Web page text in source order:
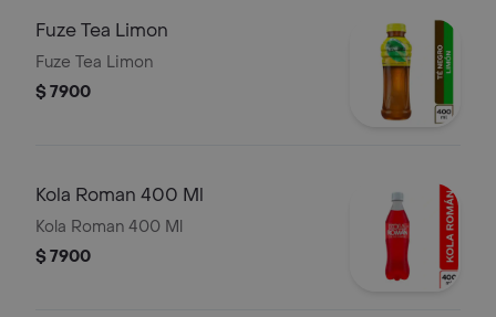
Fuze Tea Limon
Fuze Tea Limon
$ 7900
Kola Roman 400 Ml
Kola Roman 400 Ml
$ 7900